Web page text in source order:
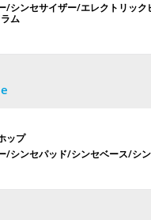
/シンセサイザー/エレクトリッ
ム
ップ
/シンセパッド/シンセベース/シ